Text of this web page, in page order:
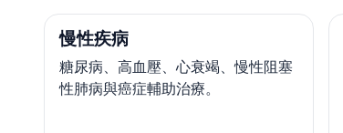
慢性疾病
糖尿病、高血壓、心衰竭、慢性阻塞
性肺病與癌症輔助治療。